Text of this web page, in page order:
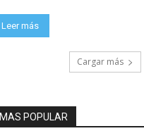
Leer más
Cargar más
MAS POPULAR